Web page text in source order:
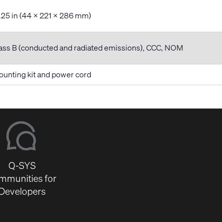
in (44 x 221 x 286 mm)
B (conducted and radiated emissions), CCC, NOM
kit and power cord
Q-SYS
for